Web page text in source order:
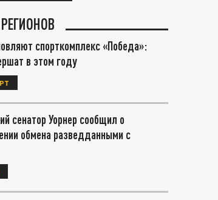
спорткомплекс «Победа»:
в этом году
сенатор Уорнер сообщил о
обмена разведданными с